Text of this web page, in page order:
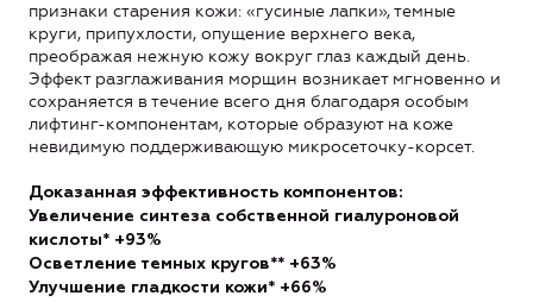
признаки старения кожи: «гусиные лапки», темные
круги, припухлости, опущение верхнего века,
преображая нежную кожу вокруг глаз каждый день.
Эффект разглаживания морщин возникает мгновенно и
сохраняется в течение всего дня благодаря особым
лифтинг-компонентам, которые образуют на коже
невидимую поддерживающую микросеточку-корсет.
Доказанная эффективность компонентов:
Увеличение синтеза собственной гиалуроновой
кислоты* +93%
Осветление темных кругов** +63%
Улучшение гладкости кожи* +66%